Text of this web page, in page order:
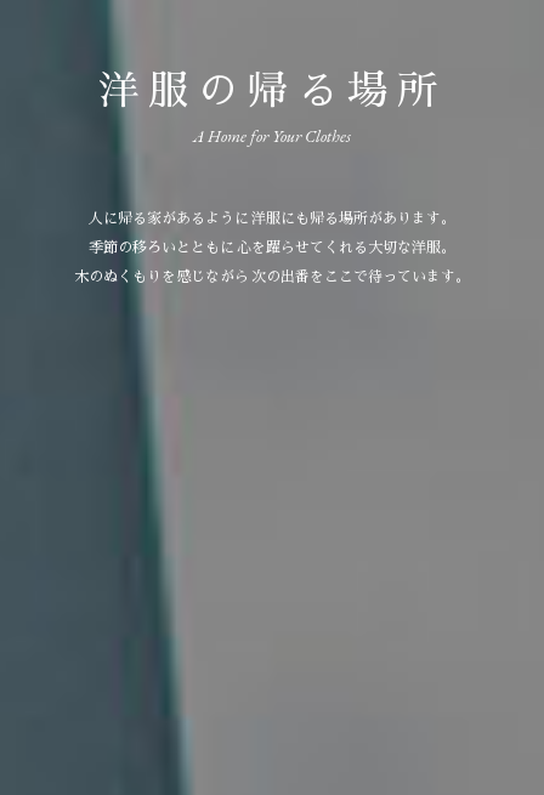
洋服の帰る場所
A Home for Your Clothes
人に帰る家があるように 洋服にも帰る場所があります。
季節の移ろいとともに 心を躍らせてくれる大切な洋服。
木のぬくもりを感じながら 次の出番をここで待っています。